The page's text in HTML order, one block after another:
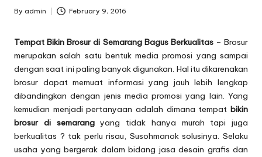
Posted
By admin February 9, 2016
Tempat Bikin Brosur di Semarang Bagus Berkualitas– Brosur
merupakan salah satu bentuk media promosi yang sampai
dengan saat ini paling banyak digunakan. Hal itu dikarenakan
brosur dapat memuat informasi yang jauh lebih lengkap
dibandingkan dengan jenis media promosi yang lain. Yang
kemudian menjadi pertanyaan adalah dimana tempat bikin
brosur di semarangyang tidak hanya murah tapi juga
berkualitas ? tak perlu risau, Susohmanok solusinya. Selaku
usaha yang bergerak dalam bidang jasa desain grafis dan